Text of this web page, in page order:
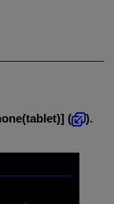
] (
).